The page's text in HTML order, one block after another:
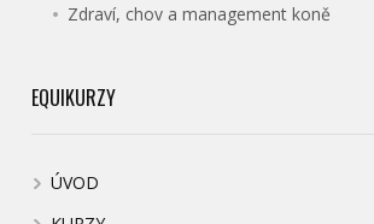
Zdraví, chov a management koně
EQUIKURZY
ÚVOD